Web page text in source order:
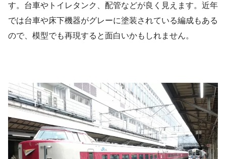
す。台車やトイレタンク、配管などが良く見えます。近年
では台車や床下機器がグレーに塗装されている編成もある
ので、模型でも再現すると面白いかもしれません。